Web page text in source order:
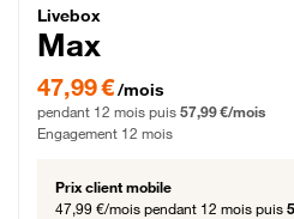
Livebox Max Fibre
Livebox
Max
47,99 € par mois pendant 12 mois
47,99 €/mois
pendant 12 mois puis 57,99 €/mois
Engagement 12 mois
Prix client mobile
47,99 €/mois pendant 12 mois puis